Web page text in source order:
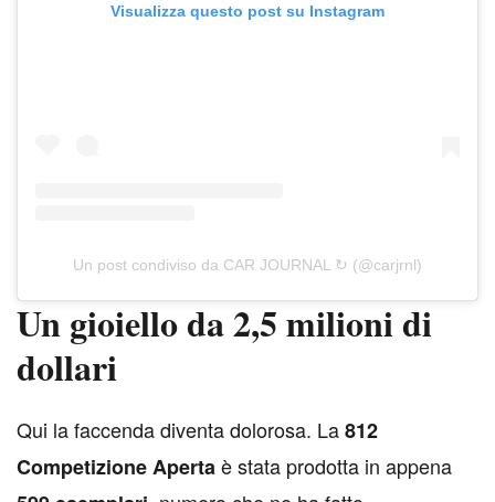
Visualizza questo post su Instagram
Un post condiviso da CAR JOURNAL ↻ (@carjrnl)
Un gioiello da 2,5 milioni di
dollari
Qui la faccenda diventa dolorosa. La812
Competizione Apertaè stata prodotta in appena